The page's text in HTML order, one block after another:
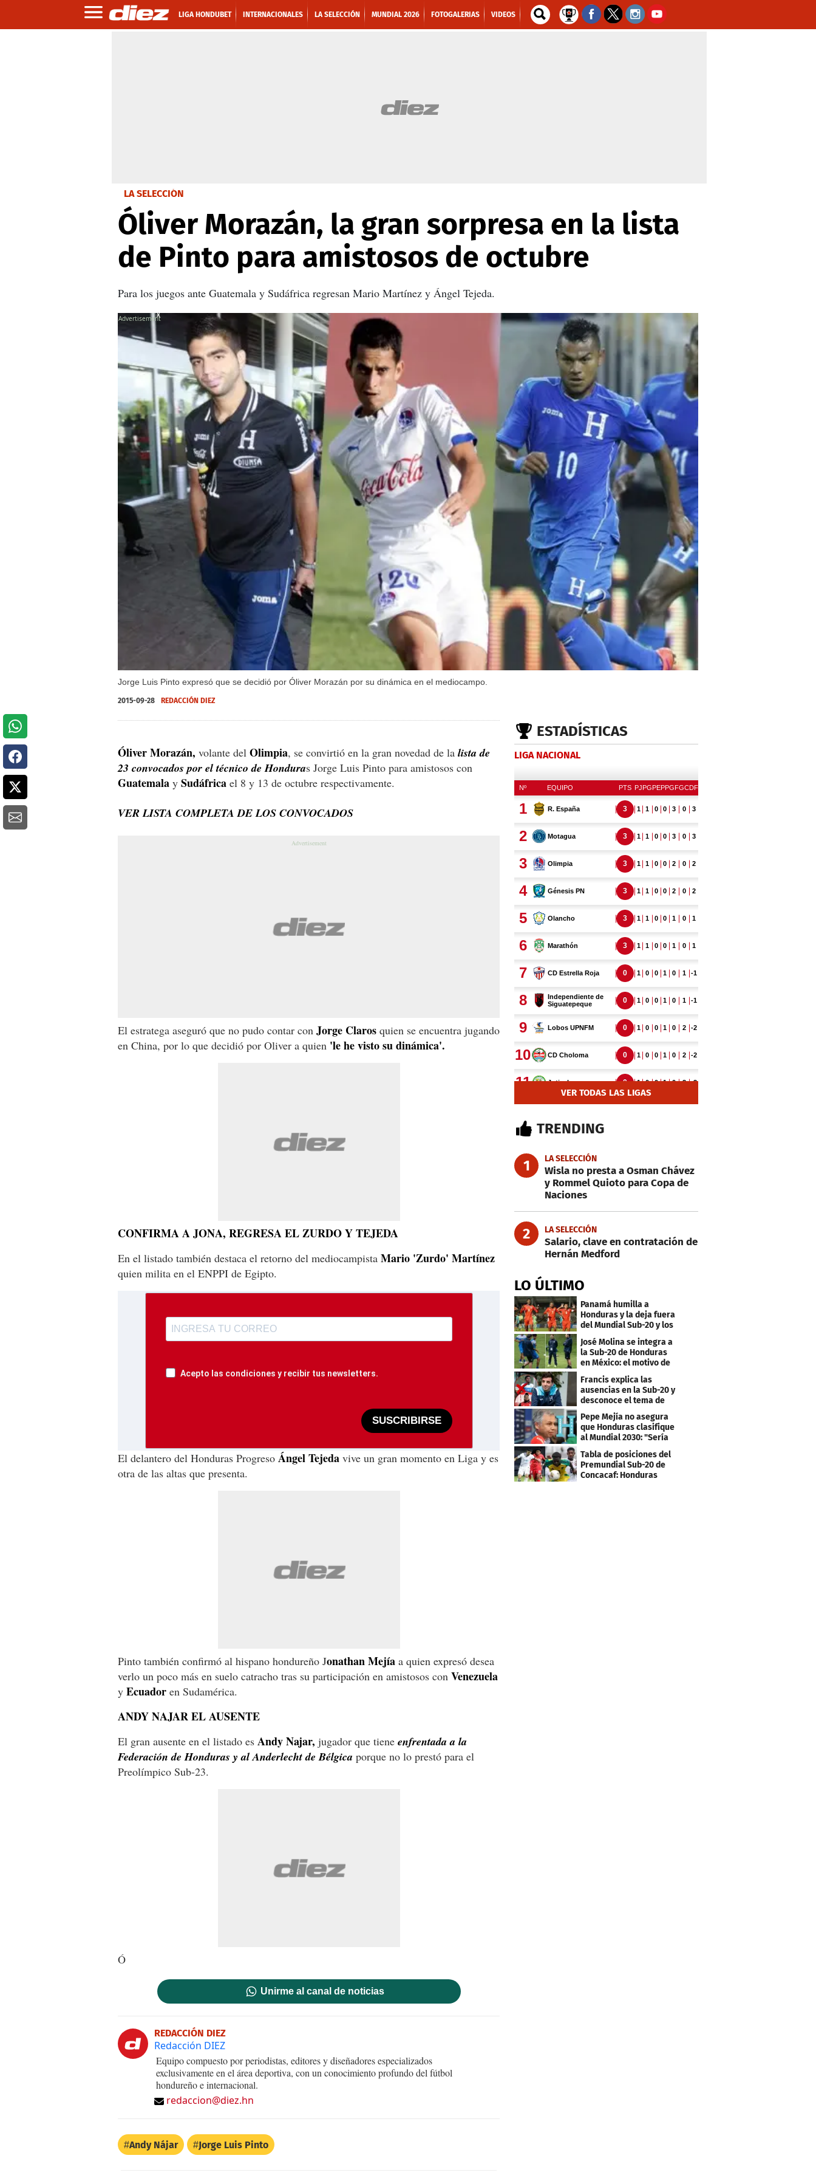
LIGA HONDUBET INTERNACIONALES LA SELECCIÓN MUNDIAL 2026 FOTOGALERIAS VIDEOS
LA SELECCIÓN
Óliver Morazán, la gran sorpresa en la lista
de Pinto para amistosos de octubre
Para los juegos ante Guatemala y Sudáfrica regresan Mario Martínez y Ángel Tejeda.
Jorge Luis Pinto expresó que se decidió por Óliver Morazán por su dinámica en el mediocampo.
X
2015-09-28 REDACCIÓN DIEZ
Óliver Morazán, volante del Olimpia, se convirtió en la gran novedad de la lista de
23 convocados por el técnico de Honduras Jorge Luis Pinto para amistosos con
Guatemala y Sudáfrica el 8 y 13 de octubre respectivamente.
VER LISTA COMPLETA DE LOS CONVOCADOS
El estratega aseguró que no pudo contar con Jorge Claros quien se encuentra jugando
en China, por lo que decidió por Oliver a quien 'le he visto su dinámica'.
CONFIRMA A JONA, REGRESA EL ZURDO Y TEJEDA
En el listado también destaca el retorno del mediocampista Mario 'Zurdo' Martínez
quien milita en el ENPPI de Egipto.
Acepto las condiciones y recibir tus newsletters.
SUSCRIBIRSE
El delantero del Honduras Progreso Ángel Tejeda vive un gran momento en Liga y es
otra de las altas que presenta.
Pinto también confirmó al hispano hondureño Jonathan Mejía a quien expresó desea
verlo un poco más en suelo catracho tras su participación en amistosos con Venezuela
y Ecuador en Sudamérica.
ANDY NAJAR EL AUSENTE
El gran ausente en el listado es Andy Najar, jugador que tiene enfrentada a la
Federación de Honduras y al Anderlecht de Bélgica porque no lo prestó para el
Preolímpico Sub-23.
Ó
Unirme al canal de noticias
REDACCIÓN DIEZ
Redacción DIEZ
Equipo compuesto por periodistas, editores y diseñadores especializados
exclusivamente en el área deportiva, con un conocimiento profundo del fútbol
hondureño e internacional.
redaccion@diez.hn
Andy Nájar Jorge Luis Pinto
ESTADÍSTICAS
LIGA NACIONAL
VER TODAS LAS LIGAS
TRENDING
1 LA SELECCIÓN
Wisla no presta a Osman Chávez
y Rommel Quioto para Copa de
Naciones
2 LA SELECCIÓN
Salario, clave en contratación de
Hernán Medford
LO ÚLTIMO
Panamá humilla a
Honduras y la deja fuera
del Mundial Sub-20 y los
Juegos Olímpicos
José Molina se integra a
la Sub-20 de Honduras
en México: el motivo de
su viaje
Francis explica las
ausencias en la Sub-20 y
desconoce el tema de
los tiktokers
Pepe Mejía no asegura
que Honduras clasifique
al Mundial 2030: "Sería
mentir"
Tabla de posiciones del
Premundial Sub-20 de
Concacaf: Honduras